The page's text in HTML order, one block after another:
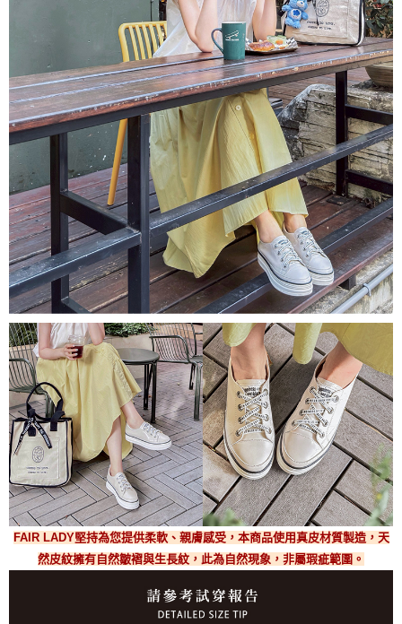
FAIR LADY堅持為您提供柔軟、親膚感受，本商品使用真皮材質製造，天
然皮紋擁有自然皺褶與生長紋，此為自然現象，非屬瑕疵範圍。